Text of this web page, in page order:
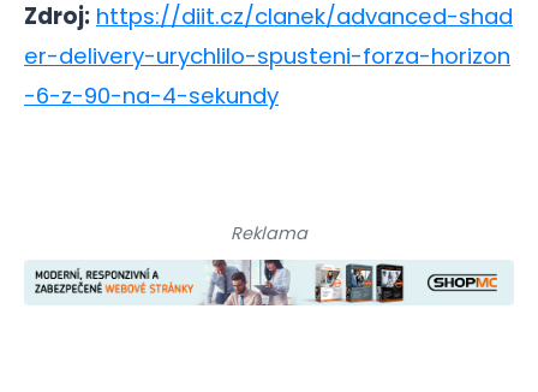
Zdroj: https://diit.cz/clanek/advanced-shad
er-delivery-urychlilo-spusteni-forza-horizon
-6-z-90-na-4-sekundy
Reklama